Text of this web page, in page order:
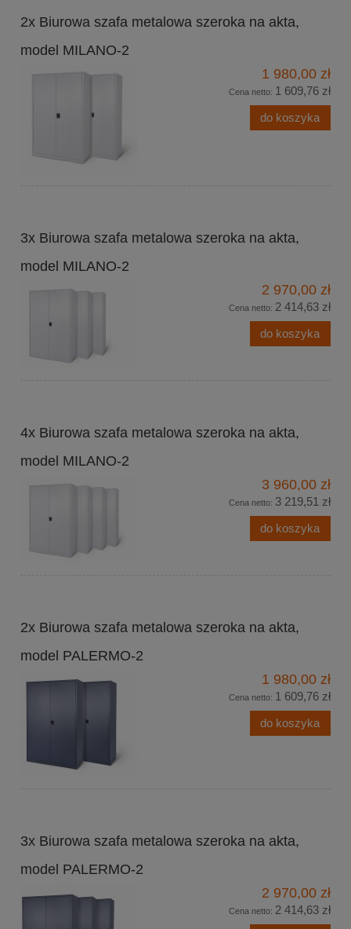
2x Biurowa szafa metalowa szeroka na akta,
model MILANO-2
1 980,00 zł
Cena netto: 1 609,76 zł
do koszyka
3x Biurowa szafa metalowa szeroka na akta,
model MILANO-2
2 970,00 zł
Cena netto: 2 414,63 zł
do koszyka
4x Biurowa szafa metalowa szeroka na akta,
model MILANO-2
3 960,00 zł
Cena netto: 3 219,51 zł
do koszyka
2x Biurowa szafa metalowa szeroka na akta,
model PALERMO-2
1 980,00 zł
Cena netto: 1 609,76 zł
do koszyka
3x Biurowa szafa metalowa szeroka na akta,
model PALERMO-2
2 970,00 zł
Cena netto: 2 414,63 zł